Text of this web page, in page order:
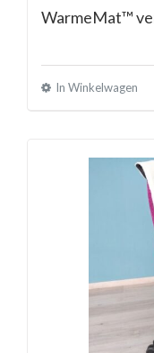
WarmeMat™
In Winkelwagen